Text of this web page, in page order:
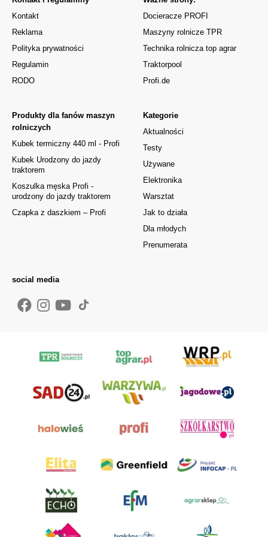
Kontakt
Reklama
Polityka prywatności
Regulamin
RODO
Kategorie
Aktualności
Testy
Używane
Elektronika
Warsztat
Jak to działa
Dla młodych
Prenumerata
Produkty dla fanów maszyn
rolniczych
Kubek termiczny 440 ml - Profi
Kubek Urodzony do jazdy
traktorem
Koszulka męska Profi -
urodzony do jazdy traktorem
Czapka z daszkiem – Profi
Docieracze PROFI
Maszyny rolnicze TPR
Technika rolnicza top agrar
Traktorpool
Profi.de
social media